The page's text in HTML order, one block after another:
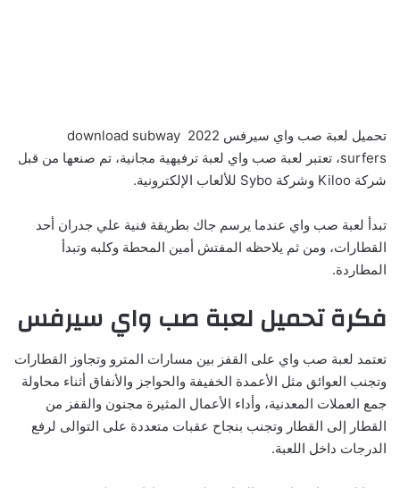
تحميل لعبة صب واي سيرفس 2022 download subway
surfers، تعتبر لعبة صب واي لعبة ترفيهية مجانية، تم صنعها من قبل
شركة Kiloo وشركة Sybo للألعاب الإلكترونية.
تبدأ لعبة صب واي عندما يرسم جاك بطريقة فنية علي جدران أحد
القطارات، ومن ثم يلاحظه المفتش أمين المحطة وكلبه وتبدأ
المطاردة.
فكرة تحميل لعبة صب واي سيرفس
تعتمد لعبة صب واي على القفز بين مسارات المترو وتجاوز القطارات
وتجنب العوائق مثل الأعمدة الخفيفة والحواجز والأنفاق أثناء محاولة
جمع العملات المعدنية، وأداء الأعمال المثيرة مجنون والقفز من
القطار إلى القطار وتجنب بنجاح عقبات متعددة على التوالى لرفع
الدرجات داخل اللعبة.